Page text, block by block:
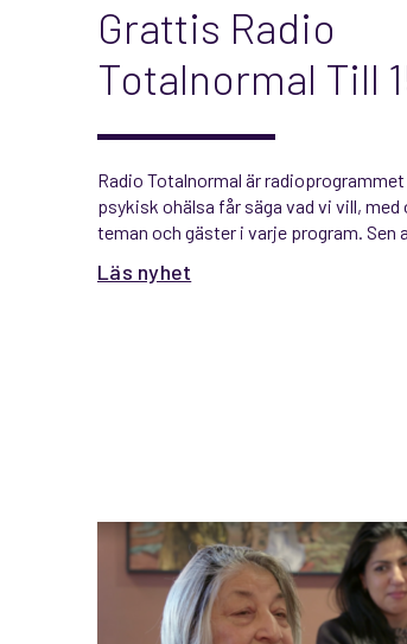
Grattis Radio
Totalnormal Till
Radio Totalnormal är radioprogrammet
psykisk ohälsa får säga vad vi vill, med
teman och gäster i varje program. Sen
Läs nyhet